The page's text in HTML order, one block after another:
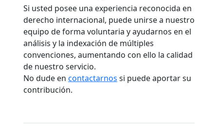
Si usted posee una experiencia reconocida en
derecho internacional, puede unirse a nuestro
equipo de forma voluntaria y ayudarnos en el
análisis y la indexación de múltiples
convenciones, aumentando con ello la calidad
de nuestro servicio.
No dude en contactarnos si puede aportar su
contribución.